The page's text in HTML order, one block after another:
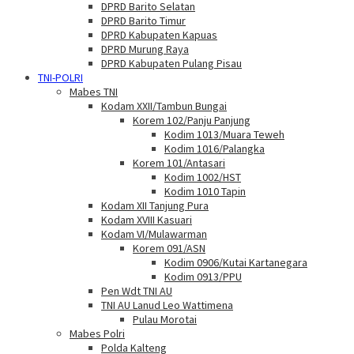
DPRD Barito Selatan
DPRD Barito Timur
DPRD Kabupaten Kapuas
DPRD Murung Raya
DPRD Kabupaten Pulang Pisau
TNI-POLRI
Mabes TNI
Kodam XXII/Tambun Bungai
Korem 102/Panju Panjung
Kodim 1013/Muara Teweh
Kodim 1016/Palangka
Korem 101/Antasari
Kodim 1002/HST
Kodim 1010 Tapin
Kodam XII Tanjung Pura
Kodam XVIII Kasuari
Kodam VI/Mulawarman
Korem 091/ASN
Kodim 0906/Kutai Kartanegara
Kodim 0913/PPU
Pen Wdt TNI AU
TNI AU Lanud Leo Wattimena
Pulau Morotai
Mabes Polri
Polda Kalteng